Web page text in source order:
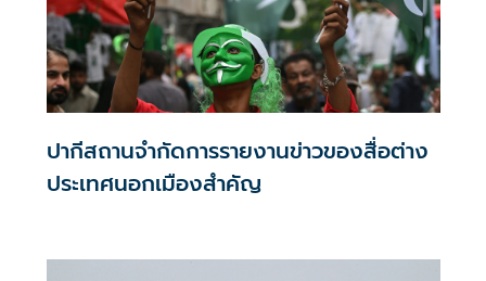
ปากีสถานจำกัดการรายงานข่าวของสื่อต่าง
ประเทศนอกเมืองสำคัญ